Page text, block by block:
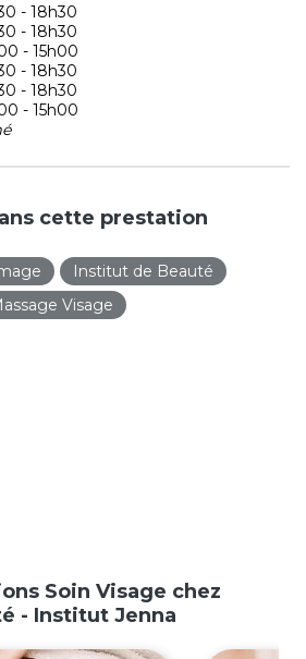
- 18h30
- 18h30
- 15h00
- 18h30
- 18h30
- 15h00
cette prestation
Institut de Beauté
Visage
Soin Visage chez
- Institut Jenna